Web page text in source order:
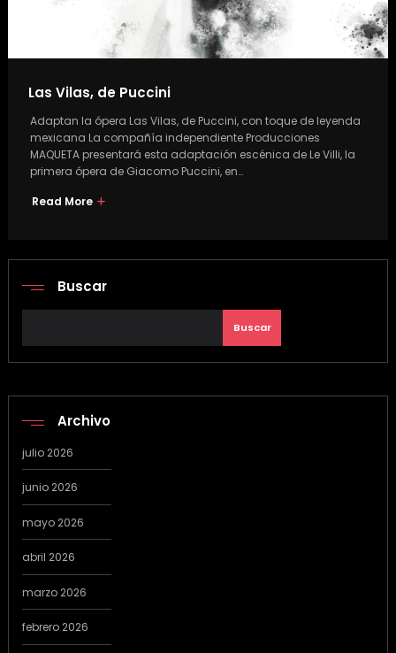
Las Vilas, de Puccini
Adaptan la ópera Las Vilas, de Puccini, con toque de leyenda
mexicana La compañía independiente Producciones
MAQUETA presentará esta adaptación escénica de Le Villi, la
primera ópera de Giacomo Puccini, en…
Read More
Buscar
Buscar
Archivo
julio 2026
junio 2026
mayo 2026
abril 2026
marzo 2026
febrero 2026